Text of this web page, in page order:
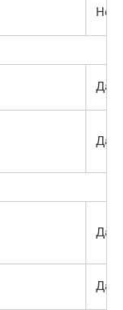
Нет
Да
Да
Да
Да